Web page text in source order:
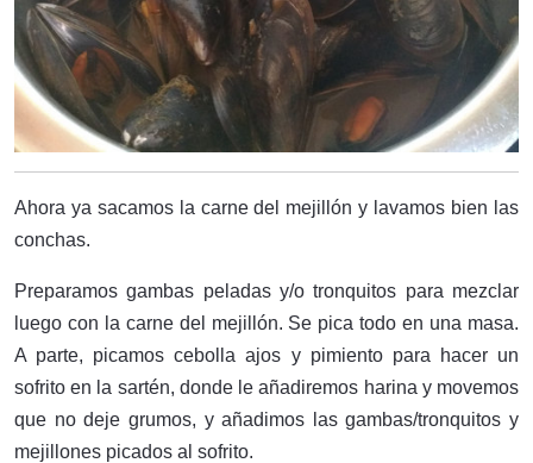
Ahora ya sacamos la carne del mejillón y lavamos bien las
conchas.
Preparamos gambas peladas y/o tronquitos para mezclar
luego con la carne del mejillón. Se pica todo en una masa.
A parte, picamos cebolla ajos y pimiento para hacer un
sofrito en la sartén, donde le añadiremos harina y movemos
que no deje grumos, y añadimos las gambas/tronquitos y
mejillones picados al sofrito.